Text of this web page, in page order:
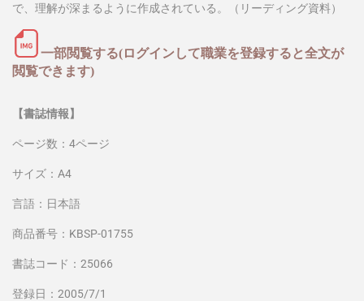
で、理解が深まるように作成されている。（リーディング資料）
一部閲覧する(ログインして職業を登録すると全文が
閲覧できます)
【書誌情報】
ページ数：4ページ
サイズ：A4
言語：日本語
商品番号：KBSP-01755
書誌コード：25066
登録日：2005/7/1